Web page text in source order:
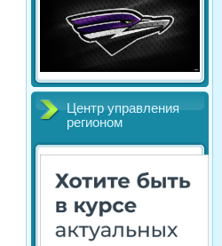
Центр управления
регионом